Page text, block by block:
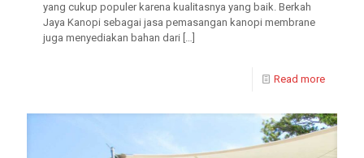
yang cukup populer karena kualitasnya yang baik. Berkah
Jaya Kanopi sebagai jasa pemasangan kanopi membrane
juga menyediakan bahan dari […]
Read more